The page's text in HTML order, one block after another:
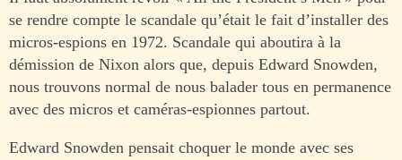
se rendre compte le scandale qu’était le fait d’installer des
micros-espions en 1972. Scandale qui aboutira à la
démission de Nixon alors que, depuis Edward Snowden,
nous trouvons normal de nous balader tous en permanence
avec des micros et caméras-espionnes partout.
Edward Snowden pensait choquer le monde avec ses